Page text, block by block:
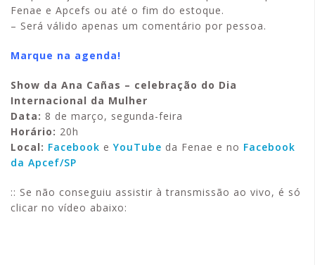
Fenae e Apcefs ou até o fim do estoque.
– Será válido apenas um comentário por pessoa.
Marque na agenda!
Show da Ana Cañas – celebração do Dia
Internacional da Mulher
Data: 8 de março, segunda-feira
Horário: 20h
Local: Facebook eYouTube da Fenae e no Facebook
da Apcef/SP
:: Se não conseguiu assistir à transmissão ao vivo, é só
clicar no vídeo abaixo: